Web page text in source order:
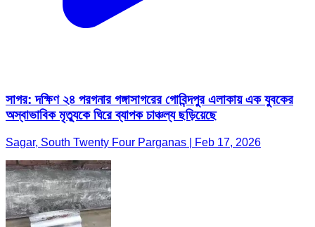
সাগর: দক্ষিণ ২৪ পরগনার গঙ্গাসাগরের গোবিন্দপুর এলাকায় এক যুবকের
অস্বাভাবিক মৃত্যুকে ঘিরে ব্যাপক চাঞ্চল্য ছড়িয়েছে
Sagar, South Twenty Four Parganas | Feb 17, 2026